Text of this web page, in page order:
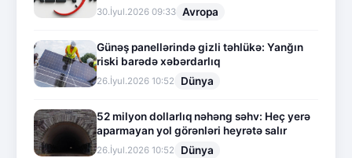
30.İyul.2026 09:33 Avropa
Günəş panellərində gizli təhlükə: Yanğın
riski barədə xəbərdarlıq
26.İyul.2026 10:52 Dünya
52 milyon dollarlıq nəhəng səhv: Heç yerə
aparmayan yol görənləri heyrətə salır
26.İyul.2026 10:52 Dünya